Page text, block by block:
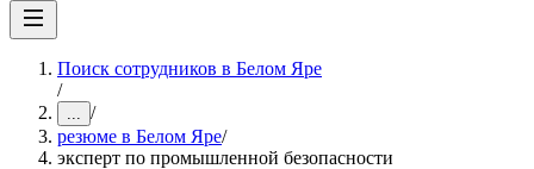
Поиск сотрудников в Белом Яре
/
... /
резюме в Белом Яре/
эксперт по промышленной безопасности